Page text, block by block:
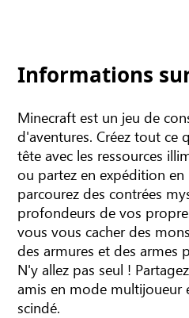
Informations
Minecraft est un jeu de
d'aventures. Créez tout ce
tête avec les ressources
ou partez en expédition
parcourez des contrées
profondeurs de vos
vous vous cacher des
des armures et des armes
N'y allez pas seul !
amis en mode multijoueur
scindé.